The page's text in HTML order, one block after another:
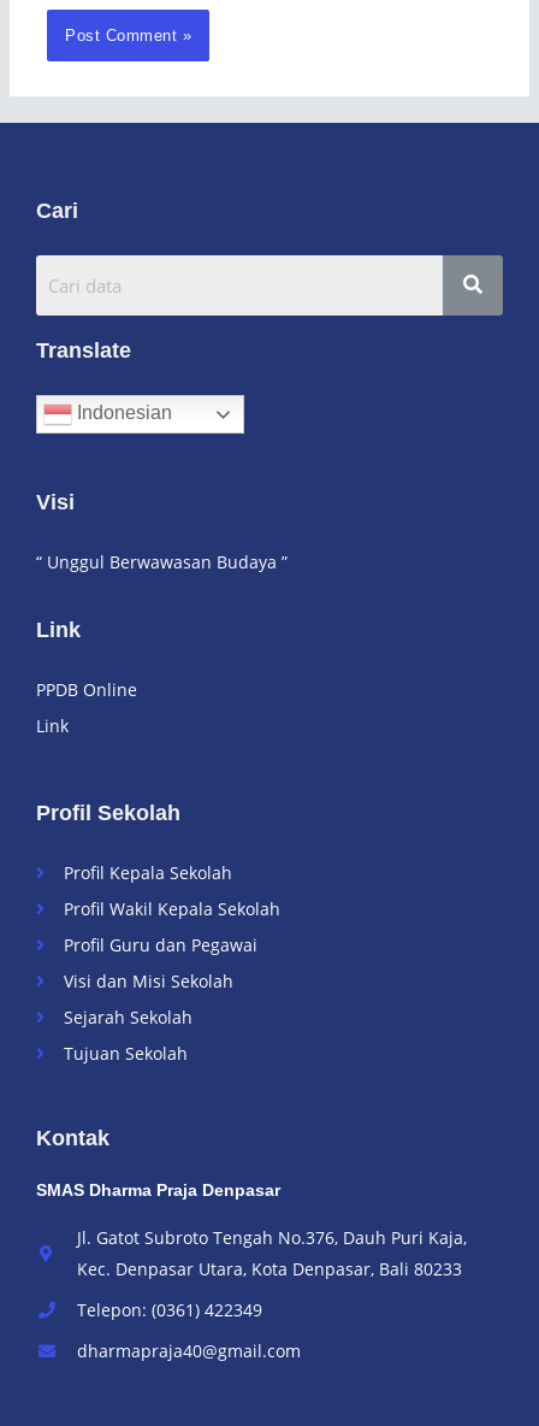
Kontak
SMAS Dharma Praja Denpasar
Jl. Gatot Subroto Tengah No.376, Dauh Puri Kaja,
Kec. Denpasar Utara, Kota Denpasar, Bali 80233
Telepon: (0361) 422349
dharmapraja40@gmail.com
Profil Sekolah
Profil Kepala Sekolah
Profil Wakil Kepala Sekolah
Profil Guru dan Pegawai
Visi dan Misi Sekolah
Sejarah Sekolah
Tujuan Sekolah
Visi
“ Unggul Berwawasan Budaya ”
Link
PPDB Online
Link
Cari
Translate
Indonesian